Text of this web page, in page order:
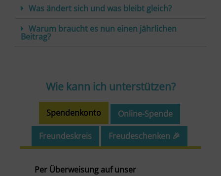
Was ändert sich und was bleibt gleich?
Warum braucht es nun einen jährlichen
Beitrag?
Wie kann ich unterstützen?
Spendenkonto Online-Spende
Freundeskreis Freudeschenken 🎉
Per Überweisung auf unser